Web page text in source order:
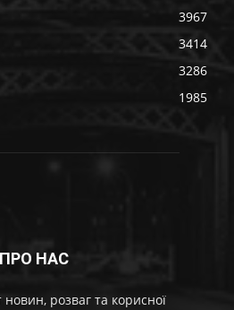
3967
3414
3286
1985
ПРО НАС
розваг та корисної